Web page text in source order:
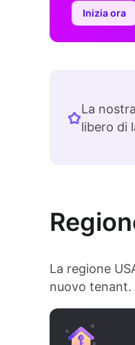
Inizia ora
La nostra
libero di
La regione
nuovo tenant.